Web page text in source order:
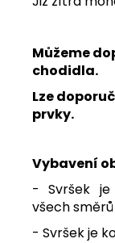
Můžeme
chodidla.
Lze
prvky.
Vybavení
- Svršek je
všech směrů
- Svršek je